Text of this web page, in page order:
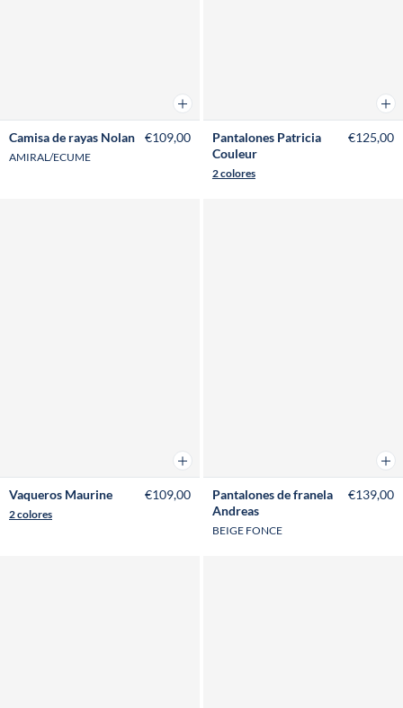
Añadir a la cesta
Camisa de rayas Nolan
AMIRAL/ECUME
€109,00
Pantalones Patricia
Couleur
2 colores
€125,00
Añadir a la cesta
Vaqueros Maurine
2 colores
€109,00
Pantalones de franela
Andreas
BEIGE FONCE
€139,00